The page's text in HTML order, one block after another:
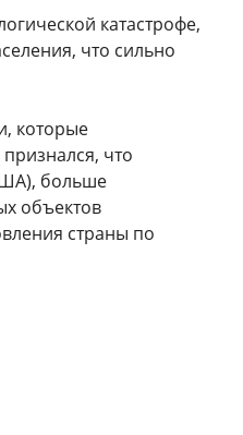
катастрофе,
что сильно
которые
что
больше
объектов
страны по